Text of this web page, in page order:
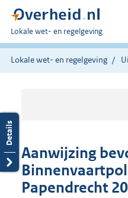
U
bent
hier:
Lokale wet- en regelgeving
Lokale wet- en regelgeving
Aanwijzing
Papendrecht